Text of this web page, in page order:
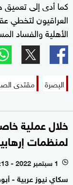
كما أدى إلى تعميق
العراقيون لتخطي
الأهلية والفساد
البصرة مقتدى
خلال عملية
لمنظمات
l 1 سبتمبر 2022 - 09:13 بتوقيت أبوظبي
سكاي نيوز عربية -